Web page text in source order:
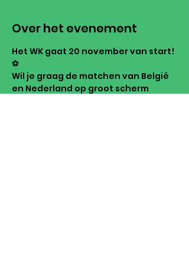
Over het evenement
Het WK gaat 20 november van start!
⚽️
Wil je graag de matchen van België
en Nederland op groot scherm